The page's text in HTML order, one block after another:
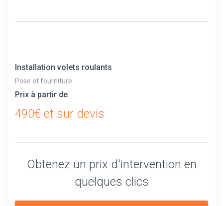
Installation volets roulants
Pose et fourniture
Prix à partir de
490€ et sur devis
Obtenez un prix d'intervention en
quelques clics